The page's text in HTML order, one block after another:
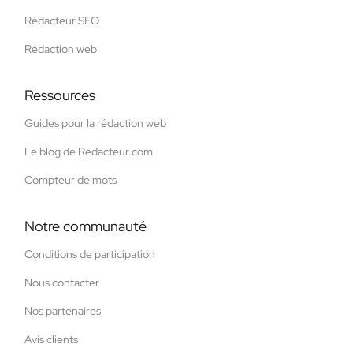
Rédacteur SEO
Rédaction web
Ressources
Guides pour la rédaction web
Le blog de Redacteur.com
Compteur de mots
Notre communauté
Conditions de participation
Nous contacter
Nos partenaires
Avis clients